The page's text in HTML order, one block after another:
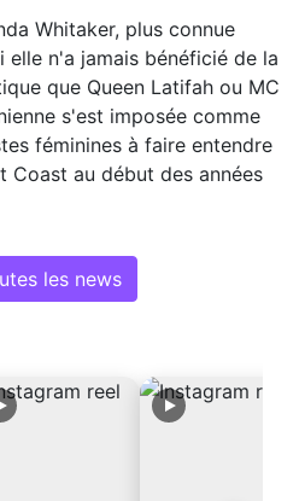
Whitaker, plus connue
elle n'a jamais bénéficié de la
que Queen Latifah ou MC
s'est imposée comme
féminines à faire entendre
Coast au début des années
les news